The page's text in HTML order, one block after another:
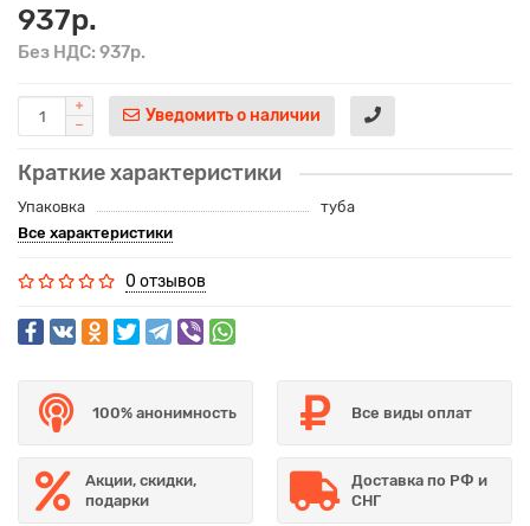
937р.
Без НДС: 937р.
Уведомить о наличии
Краткие характеристики
Упаковка
туба
Все характеристики
0 отзывов
100% анонимность Все виды оплат
Акции, скидки,
подарки
Доставка по РФ и
СНГ